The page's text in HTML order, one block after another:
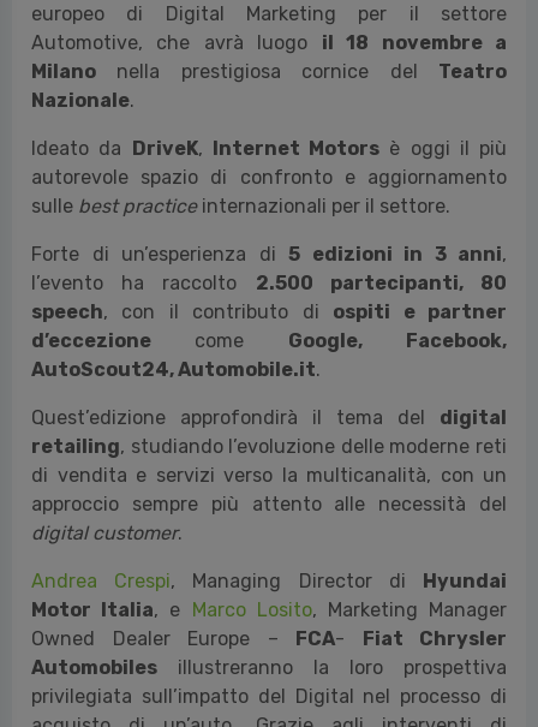
europeo di Digital Marketing per il settore
Automotive, che avrà luogo il 18 novembre a
Milano nella prestigiosa cornice del Teatro
Nazionale.
Ideato da DriveK, Internet Motors è oggi il più
autorevole spazio di confronto e aggiornamento
sulle best practiceinternazionali per il settore.
Forte di un’esperienza di 5 edizioni in 3 anni,
l’evento ha raccolto 2.500 partecipanti, 80
speech, con il contributo di ospiti e partner
d’eccezione come Google, Facebook,
AutoScout24, Automobile.it.
Quest’edizione approfondirà il tema del digital
retailing, studiando l’evoluzione delle moderne reti
di vendita e servizi verso la multicanalità, con un
approccio sempre più attento alle necessità del
digital customer.
Andrea Crespi, Managing Director di Hyundai
Motor Italia, e Marco Losito, Marketing Manager
Owned Dealer Europe – FCA- Fiat Chrysler
Automobiles illustreranno la loro prospettiva
privilegiata sull’impatto del Digital nel processo di